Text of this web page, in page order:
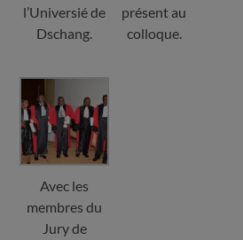
l’Universié de
Dschang.
présent au
colloque.
Avec les
membres du
Jury de